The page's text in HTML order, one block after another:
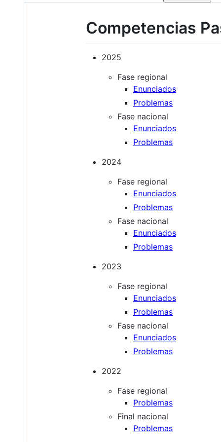
Competencias
2025
Fase regional
Enunciados
Problemas
Fase nacional
Enunciados
Problemas
2024
Fase regional
Enunciados
Problemas
Fase nacional
Enunciados
Problemas
2023
Fase regional
Enunciados
Problemas
Fase nacional
Enunciados
Problemas
2022
Fase regional
Problemas
Final nacional
Problemas